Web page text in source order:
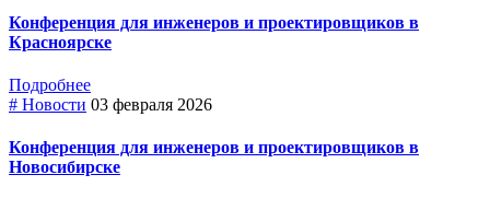
Конференция для инженеров и проектировщиков в
Красноярске
Подробнее
# Новости 03 февраля 2026
Конференция для инженеров и проектировщиков в
Новосибирске